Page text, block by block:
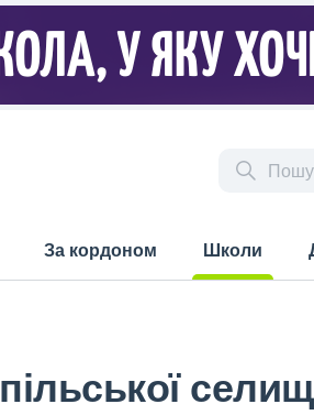
За кордоном
Школи